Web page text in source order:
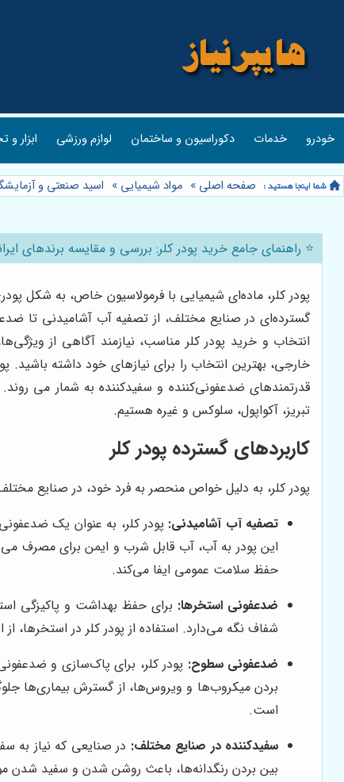
خودرو خدمات دکوراسیون و ساختمان لوازم ورزشی ابزار و
صفحه اصلی » مواد شیمیایی » اسید صنعتی و
⭐️ راهنمای جامع خرید پودر کلر: بررسی و مقایسه برندهای
پودر کلر، ماده‌ای شیمیایی با فرمولاسیون خاص، به شکل
گسترده‌ای در صنایع مختلف، از تصفیه آب آشامیدنی تا
انتخاب و خرید پودر کلر مناسب، نیازمند آگاهی از
خارجی، بهترین انتخاب را برای نیازهای خود داشته
قدرتمندهای ضدعفونی‌کننده و سفیدکننده به شمار می
تبریز، آکواپول، سلوکس و غیره هستیم.
کاربردهای گسترده پودر کلر
پودر کلر، به دلیل خواص منحصر به فرد خود، در صنایع
تصفیه آب آشامیدنی: پودر کلر، به عنوان یک
این پودر به آب، آب قابل شرب و ایمن برای مصرف
حفظ سلامت عمومی ایفا می‌کند.
ضدعفونی استخرها: برای حفظ بهداشت و پاکیزگی
شفاف نگه می‌دارد. استفاده از پودر کلر در استخرها،
ضدعفونی سطوح: پودر کلر، برای پاک‌سازی و
بردن میکروب‌ها و ویروس‌ها، از گسترش بیماری‌ها
است.
سفیدکننده در صنایع مختلف: در صنایعی که نیاز به
بین بردن رنگدانه‌ها، باعث روشن شدن و سفید شدن